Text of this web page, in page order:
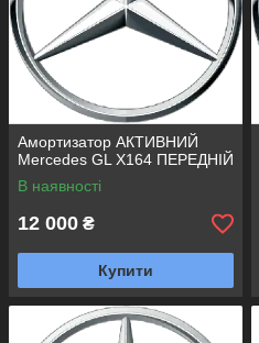
Амортизатор АКТИВНИЙ
Mercedes GL X164 ПЕРЕДНІЙ
В наявності
12 000 ₴
Купити